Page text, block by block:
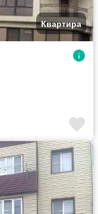
Квартира